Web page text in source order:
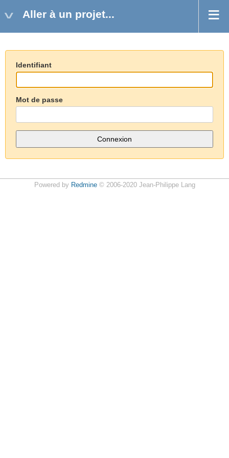
Aller à un projet...
Identifiant
Mot de passe
Powered by Redmine© 2006-2020 Jean-Philippe Lang